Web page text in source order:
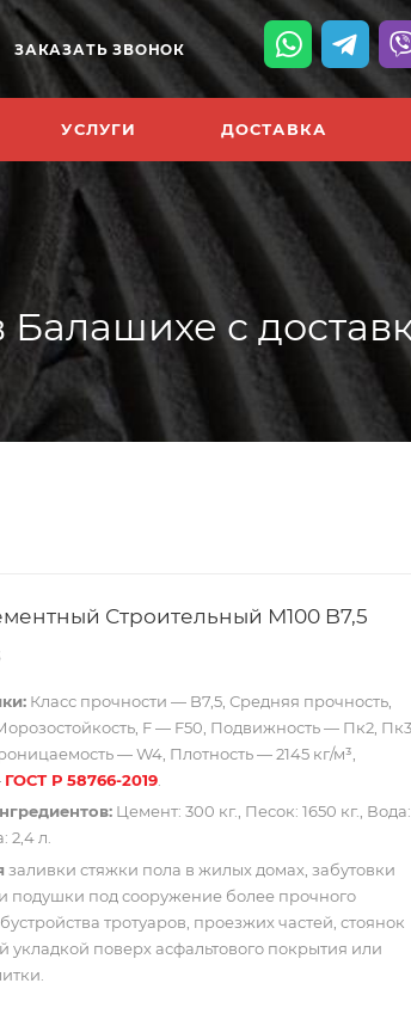
ЗАКАЗАТЬ ЗВОНОК
УСЛУГИ ДОСТАВКА
с
Строительный М100 B7,5
Класс прочности — B7,5, Средняя прочность,
F — F50, Подвижность — Пк2, Пк3,
— W4, Плотность — 2145 кг/м³,
ГОСТ Р 58766-2019
Цемент: 300 кг., Песок: 1650 кг., Вода:
2,4 л.
заливки стяжки пола в жилых домах, забутовки
подушки под сооружение более прочного
тротуаров, проезжих частей, стоянок
укладкой поверх асфальтового покрытия или